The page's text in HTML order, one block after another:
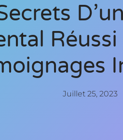
Réussi
Juillet 25, 2023